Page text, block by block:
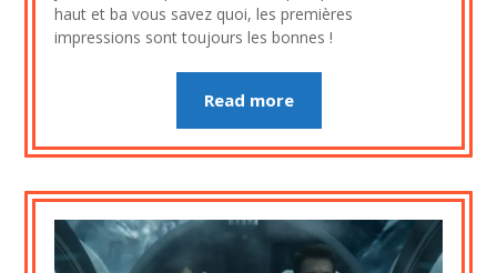
haut et ba vous savez quoi, les premières
impressions sont toujours les bonnes !
Read more